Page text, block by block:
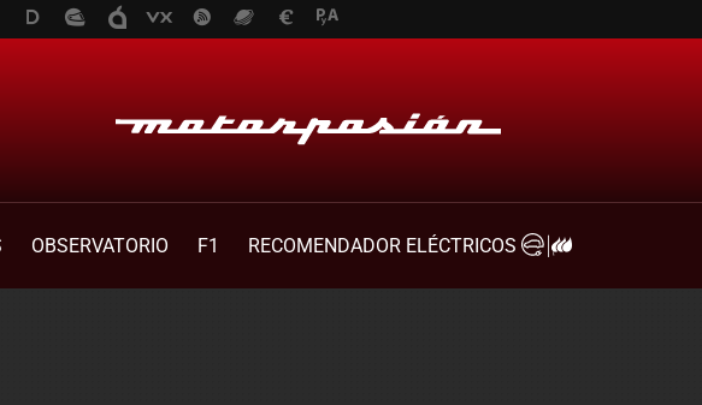
OBSERVATORIO F1
RECOMENDADOR ELÉCTRICOS